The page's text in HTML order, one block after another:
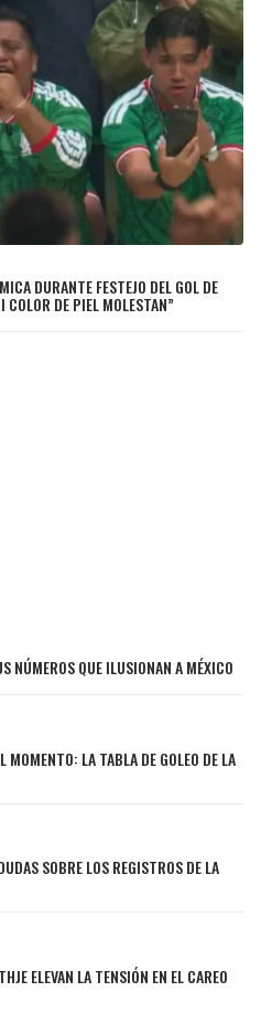
DURANTE FESTEJO DEL GOL DE
DE PIEL MOLESTAN”
NÚMEROS QUE ILUSIONAN A MÉXICO
LA TABLA DE GOLEO DE LA
SOBRE LOS REGISTROS DE LA
ELEVAN LA TENSIÓN EN EL CAREO